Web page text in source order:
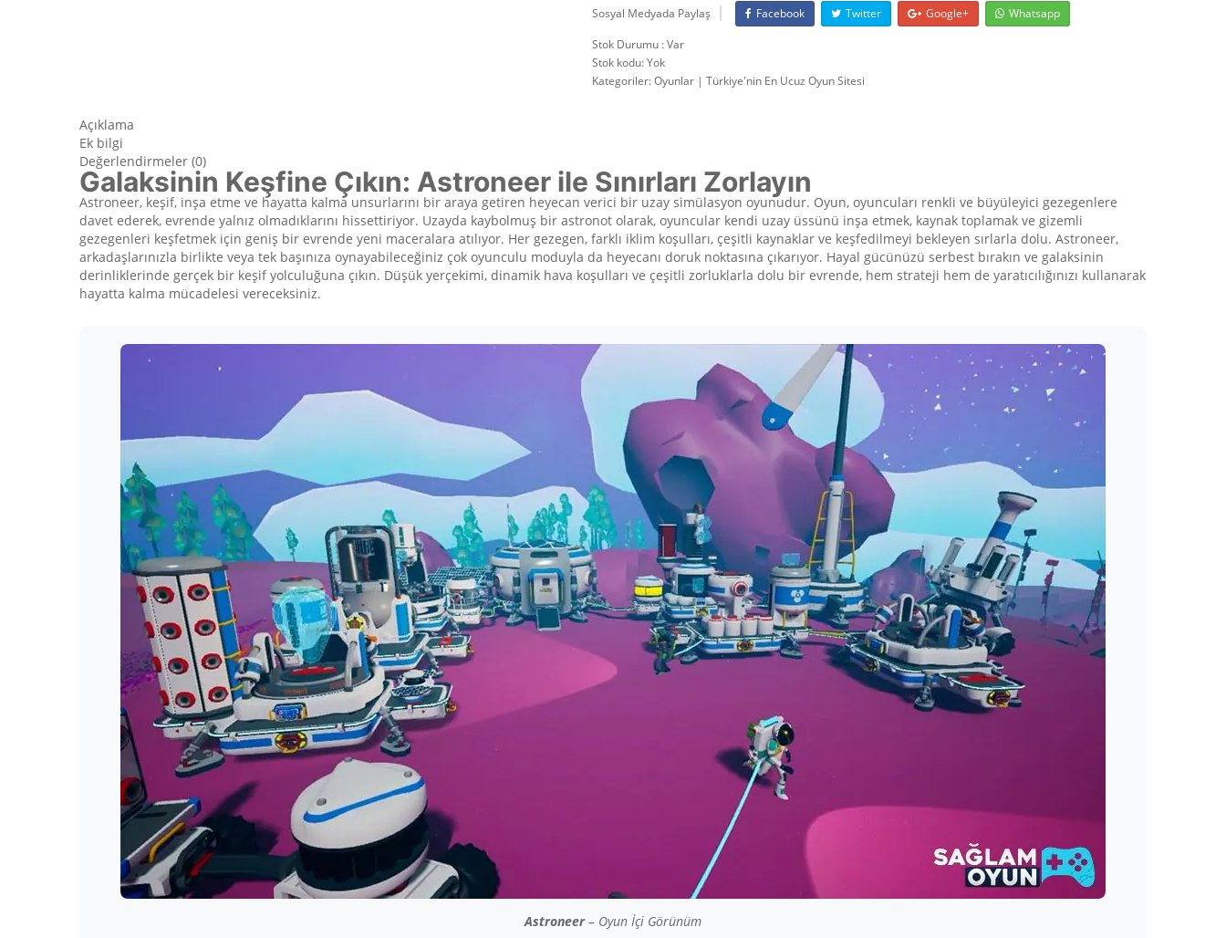
Sosyal Medyada Paylaş Facebook Twitter Google+
Whatsapp
Stok Durumu : Var
Stok kodu:Yok
Kategoriler:Oyunlar | Türkiye'nin En Ucuz Oyun Sitesi
Açıklama
Ek bilgi
Değerlendirmeler (0)
Galaksinin Keşfine Çıkın: Astroneer ile Sınırları Zorlayın
Astroneer, keşif, inşa etme ve hayatta kalma unsurlarını bir araya getiren heyecan verici bir uzay simülasyon oyunudur. Oyun, oyuncuları renkli ve büyüleyici gezegenlere
davet ederek, evrende yalnız olmadıklarını hissettiriyor. Uzayda kaybolmuş bir astronot olarak, oyuncular kendi uzay üssünü inşa etmek, kaynak toplamak ve gizemli
gezegenleri keşfetmek için geniş bir evrende yeni maceralara atılıyor. Her gezegen, farklı iklim koşulları, çeşitli kaynaklar ve keşfedilmeyi bekleyen sırlarla dolu. Astroneer,
arkadaşlarınızla birlikte veya tek başınıza oynayabileceğiniz çok oyunculu moduyla da heyecanı doruk noktasına çıkarıyor. Hayal gücünüzü serbest bırakın ve galaksinin
derinliklerinde gerçek bir keşif yolculuğuna çıkın. Düşük yerçekimi, dinamik hava koşulları ve çeşitli zorluklarla dolu bir evrende, hem strateji hem de yaratıcılığınızı kullanarak
hayatta kalma mücadelesi vereceksiniz.
Astroneer– Oyun İçi Görünüm